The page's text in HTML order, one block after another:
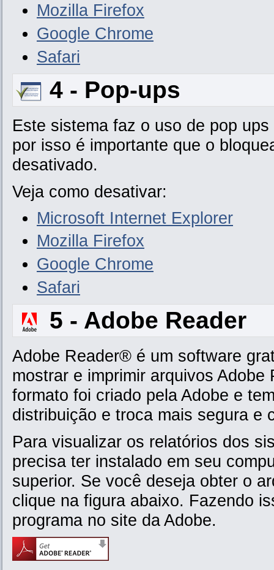
Mozilla Firefox
Google Chrome
Safari
4 - Pop-ups
Este sistema faz o uso de pop
por isso é importante que o
desativado.
Veja como desativar:
Microsoft Internet Explorer
Mozilla Firefox
Google Chrome
Safari
5 - Adobe Reader
Adobe Reader® é um software
mostrar e imprimir arquivos
formato foi criado pela Adobe e
distribuição e troca mais segura e
Para visualizar os relatórios dos
precisa ter instalado em seu
superior. Se você deseja obter o
clique na figura abaixo. Fazendo
programa no site da Adobe.